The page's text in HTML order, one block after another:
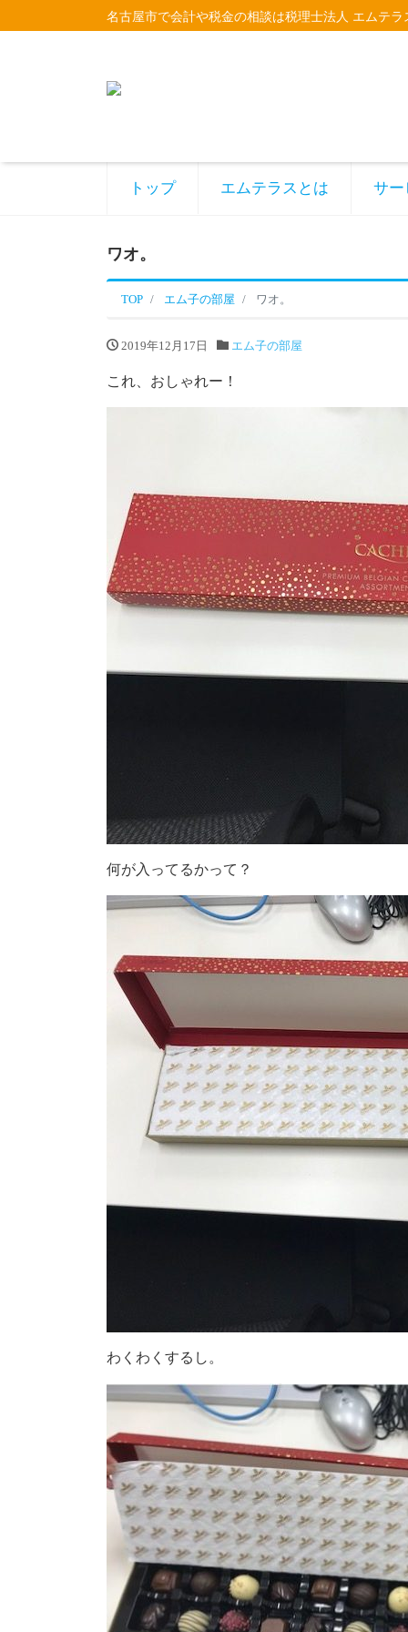
名古屋市で会計や税金の相談は税理士法人 エムテ
トップ エムテラスとは サー
ワオ。
TOP エム子の部屋 ワオ。
2019年12月17日 エム子の部屋
これ、おしゃれー！
何が入ってるかって？
わくわくするし。